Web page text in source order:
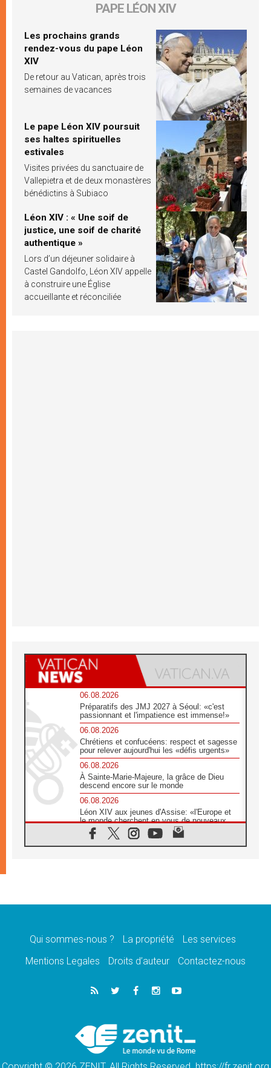
PAPE LÉON XIV
Les prochains grands
rendez-vous du pape Léon
XIV
De retour au Vatican, après trois
semaines de vacances
Le pape Léon XIV poursuit
ses haltes spirituelles
estivales
Visites privées du sanctuaire de
Vallepietra et de deux monastères
bénédictins à Subiaco
Léon XIV : « Une soif de
justice, une soif de charité
authentique »
Lors d’un déjeuner solidaire à
Castel Gandolfo, Léon XIV appelle
à construire une Église
accueillante et réconciliée
06.08.2026
Préparatifs des JMJ 2027 à Séoul: «c'est
passionnant et l'impatience est immense!»
06.08.2026
Chrétiens et confucéens: respect et sagesse
pour relever aujourd'hui les «défis urgents»
06.08.2026
À Sainte-Marie-Majeure, la grâce de Dieu
descend encore sur le monde
06.08.2026
Léon XIV aux jeunes d'Assise: «l'Europe et
le monde cherchent en vous de nouveaux
saints»
06.08.2026
«construire la civilisation de l'amour»
La visite du Pape en Argentine portera «un
05.08.2026
«La visite du Pape en Uruguay renforcera
Le nonce en Ukraine: «Il est inquiétant
d'entendre ceux qui bénissent la guerre»
Qui sommes-nous ? La propriété
Les services
Mentions Legales
Droits d’auteur Contactez-nous